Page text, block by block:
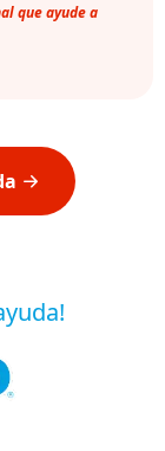
que ayude a